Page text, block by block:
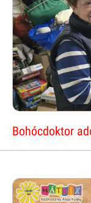
Bohócdoktor